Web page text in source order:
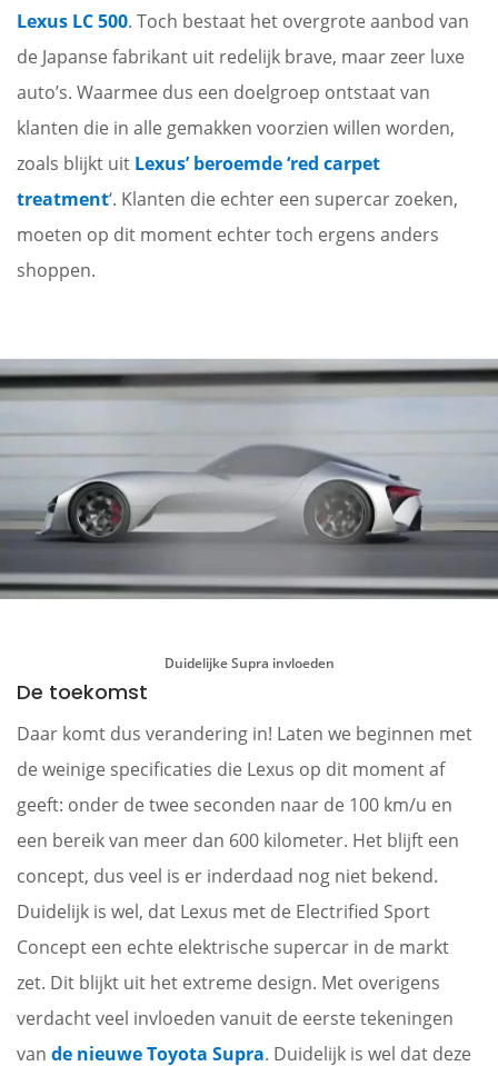
Lexus LC 500. Toch bestaat het overgrote aanbod van
de Japanse fabrikant uit redelijk brave, maar zeer luxe
auto’s. Waarmee dus een doelgroep ontstaat van
klanten die in alle gemakken voorzien willen worden,
zoals blijkt uit Lexus’ beroemde ‘red carpet
treatment‘. Klanten die echter een supercar zoeken,
moeten op dit moment echter toch ergens anders
shoppen.
Duidelijke Supra invloeden
De toekomst
Daar komt dus verandering in! Laten we beginnen met
de weinige specificaties die Lexus op dit moment af
geeft: onder de twee seconden naar de 100 km/u en
een bereik van meer dan 600 kilometer. Het blijft een
concept, dus veel is er inderdaad nog niet bekend.
Duidelijk is wel, dat Lexus met de Electrified Sport
Concept een echte elektrische supercar in de markt
zet. Dit blijkt uit het extreme design. Met overigens
verdacht veel invloeden vanuit de eerste tekeningen
van de nieuwe Toyota Supra. Duidelijk is wel dat deze